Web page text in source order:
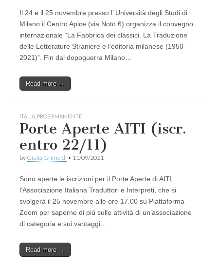
Il 24 e il 25 novembre presso l’ Università degli Studi di
Milano il Centro Apice (via Noto 6) organizza il convegno
internazionale “La Fabbrica dei classici. La Traduzione
delle Letterature Straniere e l’editoria milanese (1950-
2021)”. Fin dal dopoguerra Milano…
Read more →
ITALIA PROSSIMAMENTE
Porte Aperte AITI (iscr.
entro 22/11)
by Giulia Grimoldi • 11/09/2021
Sono aperte le iscrizioni per il Porte Aperte di AITI,
l’Associazione Italiana Traduttori e Interpreti, che si
svolgerà il 25 novembre alle ore 17.00 su Piattaforma
Zoom per saperne di più sulle attività di un’associazione
di categoria e sui vantaggi…
Read more →